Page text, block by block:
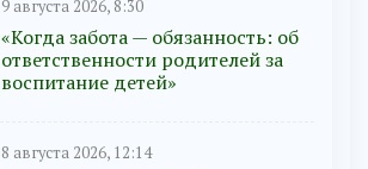
9 августа 2026, 8:30
«Когда забота — обязанность: об
ответственности родителей за
воспитание детей»
8 августа 2026, 12:14